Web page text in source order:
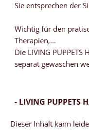
Sie entsprechen der
Wichtig für den
Therapien,...
Die LIVING
separat gewaschen
- LIVING PUPPETS
Dieser Inhalt kann